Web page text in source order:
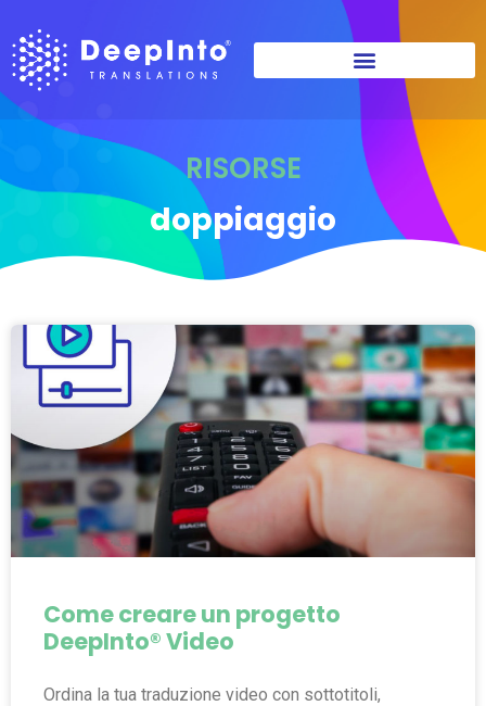
RISORSE
doppiaggio
Come creare un progetto
DeepInto® Video
Ordina la tua traduzione video con sottotitoli,